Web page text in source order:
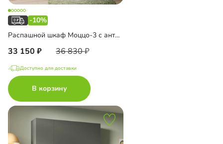
-10%
Распашной шкаф Моццо-3 с антресолью
33 150 36 830
Доступно для доставки
В корзину